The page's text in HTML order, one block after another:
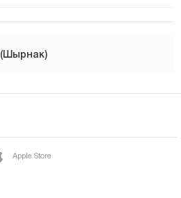
(Шырнак)
Apple Store